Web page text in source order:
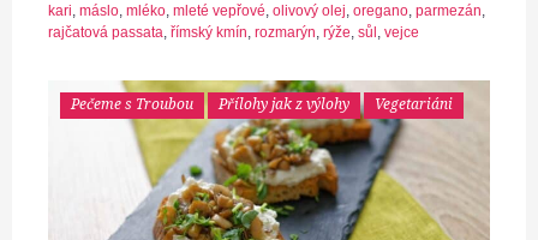
kari, máslo, mléko, mleté vepřové, olivový olej, oregano, parmezán,
rajčatová passata, římský kmín, rozmarýn, rýže, sůl, vejce
Pečeme s Troubou Přílohy jak z výlohy Vegetariáni